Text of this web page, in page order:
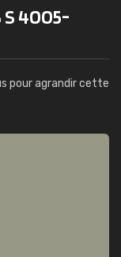
4005-
pour agrandir cette